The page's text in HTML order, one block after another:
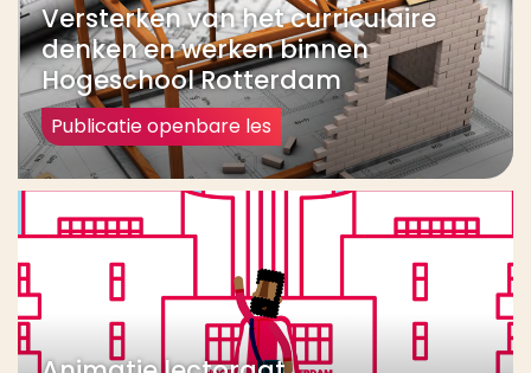
Versterken van het curriculaire
denken en werken binnen
Hogeschool Rotterdam
Publicatie openbare les